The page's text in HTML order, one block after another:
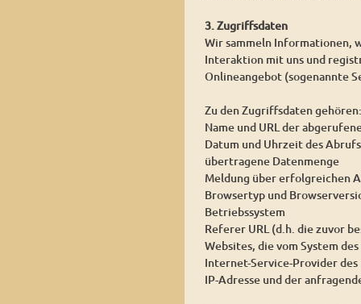
3. Zugriffsdaten
Wir sammeln Informationen,
Interaktion mit uns und
Onlineangebot (sogenannte
Zu den Zugriffsdaten gehören:
Name und URL der
Datum und Uhrzeit des Abrufs
übertragene Datenmenge
Meldung über erfolgreichen
Browsertyp und
Betriebssystem
Referer URL (d.h. die zuvor
Websites, die vom System
Internet-Service-Provider
IP-Adresse und der